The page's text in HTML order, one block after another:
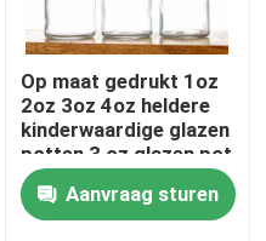
Op maat gedrukt 1oz
2oz 3oz 4oz heldere
kinderwaardige glazen
potten 3 oz glazen pot
rechtzijdig glazen
kinderwaardig cap Cr
pot
Aanvraag sturen